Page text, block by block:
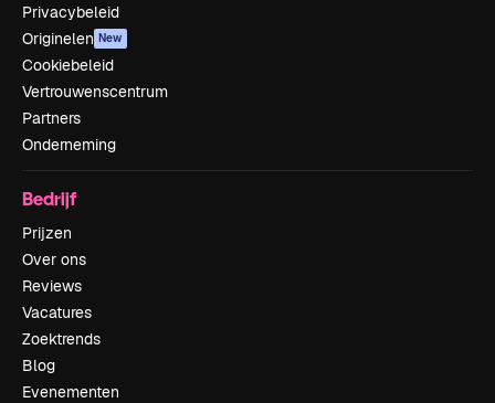
Privacybeleid
Originelen New
Cookiebeleid
Vertrouwenscentrum
Partners
Onderneming
Bedrijf
Prijzen
Over ons
Reviews
Vacatures
Zoektrends
Blog
Evenementen